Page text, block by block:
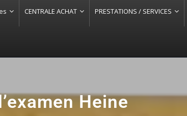
CENTRALE ACHAT PRESTATIONS / SERVICES
Heine